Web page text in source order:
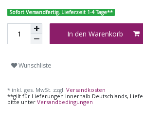
Sofort Versandfertig, Lieferzeit 1-4 Tage**
In den Warenkorb
Wunschliste
* inkl. ges. MwSt. zzgl. Versandkosten
**gilt für Lieferungen innerhalb Deutschlands,
bitte unter Versandbedingungen